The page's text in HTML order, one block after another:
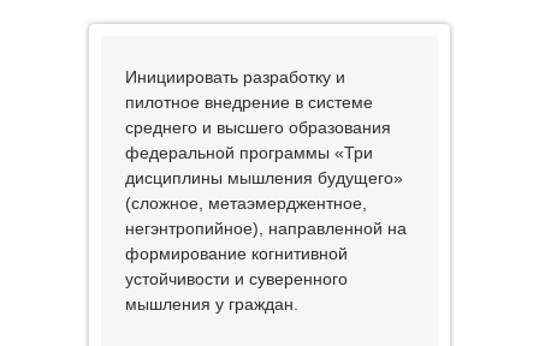
Инициировать разработку и
пилотное внедрение в системе
среднего и высшего образования
федеральной программы «Три
дисциплины мышления будущего»
(сложное, метаэмерджентное,
негэнтропийное), направленной на
формирование когнитивной
устойчивости и суверенного
мышления у граждан.